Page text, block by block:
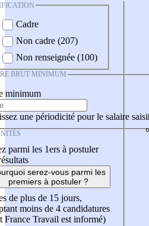
Cadre
Non cadre (207)
Non renseignée (100)
BRUT MINIMUM
minimum
une périodicité pour le salaire saisi
parmi les 1ers à postuler
serez-vous parmi les
premiers à postuler ?
de plus de 15 jours,
moins de 4 candidatures
France Travail est informé)